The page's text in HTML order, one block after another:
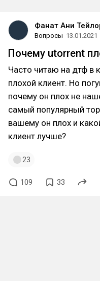
Фанат Ани
Вопросы 13.01.2021
Почему utorrent
Часто читаю на дтф в
плохой клиент. Но
почему он плох не
самый популярный
вашему он плох и
клиент лучше?
23
109 33